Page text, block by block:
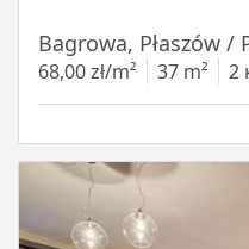
Bagrowa, Płaszów /
68,00 zł/m² 37 m² 2